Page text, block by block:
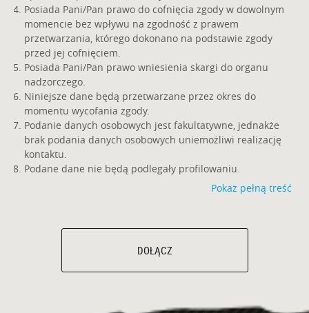
Posiada Pani/Pan prawo do cofnięcia zgody w dowolnym
momencie bez wpływu na zgodność z prawem
przetwarzania, którego dokonano na podstawie zgody
przed jej cofnięciem.
Posiada Pani/Pan prawo wniesienia skargi do organu
nadzorczego.
Niniejsze dane będą przetwarzane przez okres do
momentu wycofania zgody.
Podanie danych osobowych jest fakultatywne, jednakże
brak podania danych osobowych uniemożliwi realizację
kontaktu.
Podane dane nie będą podlegały profilowaniu.
Pokaż pełną treść
DOŁĄCZ